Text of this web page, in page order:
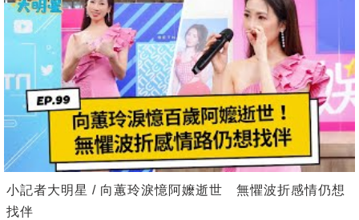
小記者大明星 / 向蕙玲淚憶阿嬤逝世 無懼波折感情仍想
找伴